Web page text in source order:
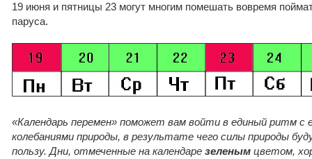
19 июня и пятницы 23 могут многим помешать вовремя
паруса.
«Календарь перемен» поможет вам войти в единый ритм
колебаниями природы, в результате чего силы природы
пользу. Дни, отмеченные на календаре зеленым цветом,